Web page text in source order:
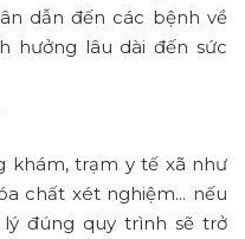
dẫn đến các bệnh về
hưởng lâu dài đến sức
khám, trạm y tế xã như
chất xét nghiệm... nếu
đúng quy trình sẽ trở